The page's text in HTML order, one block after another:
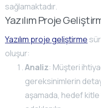
sağlamaktadır.
Yazılım Proje
Yazılım proje geliştirme
oluşur:
Analiz: Müşteri
gereksinimlerin
aşamada, hedef kitle